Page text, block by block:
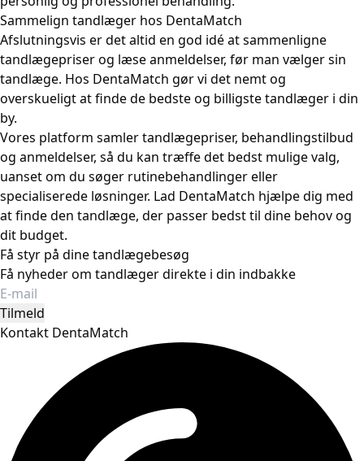
Sammelign tandlæger hos DentaMatch
Afslutningsvis er det altid en god idé at sammenligne
tandlægepriser og læse anmeldelser, før man vælger sin
tandlæge. Hos DentaMatch gør vi det nemt og
overskueligt at finde de bedste og billigste tandlæger i din
by.
Vores platform samler tandlægepriser, behandlingstilbud
og anmeldelser, så du kan træffe det bedst mulige valg,
uanset om du søger rutinebehandlinger eller
specialiserede løsninger. Lad DentaMatch hjælpe dig med
at finde den tandlæge, der passer bedst til dine behov og
dit budget.
Få styr på dine tandlægebesøg
Få nyheder om tandlæger direkte i din indbakke
Tilmeld
Kontakt DentaMatch